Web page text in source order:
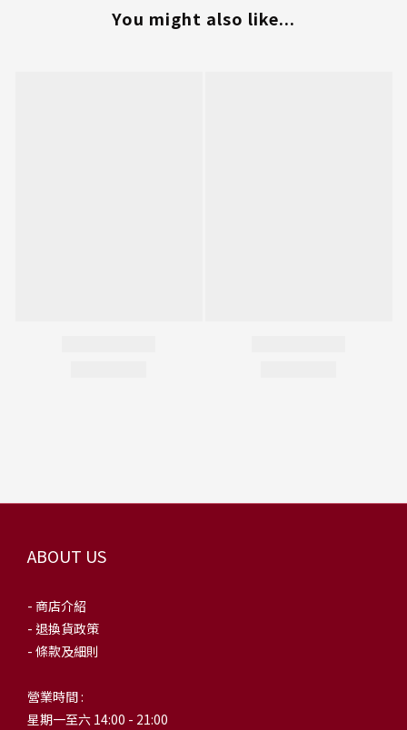
You might also like...
ABOUT US
- 商店介紹
- 退換貨政策
- 條款及細則
營業時間 :
星期一至六 14:00 - 21:00